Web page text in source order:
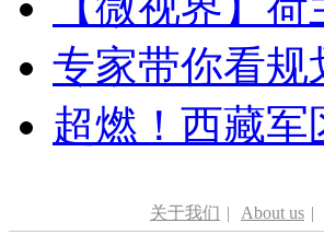
专家带你看规
超燃！西藏
关于我们 | About us |